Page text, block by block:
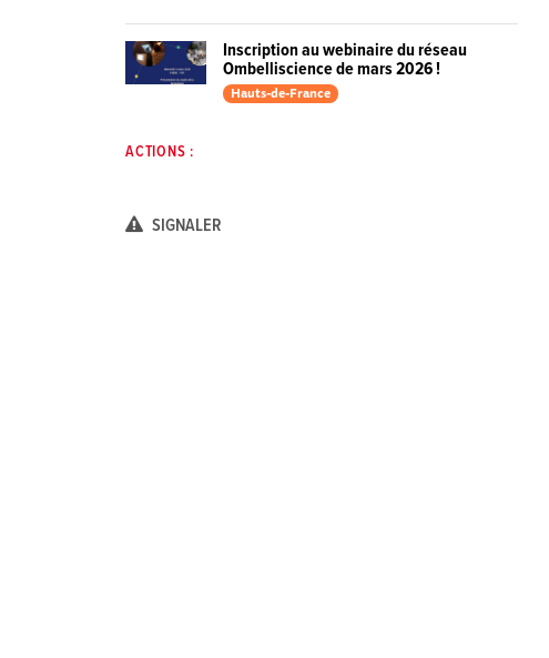
Inscription au webinaire du réseau
Ombelliscience de mars 2026 !
Hauts-de-France
ACTIONS :
SIGNALER